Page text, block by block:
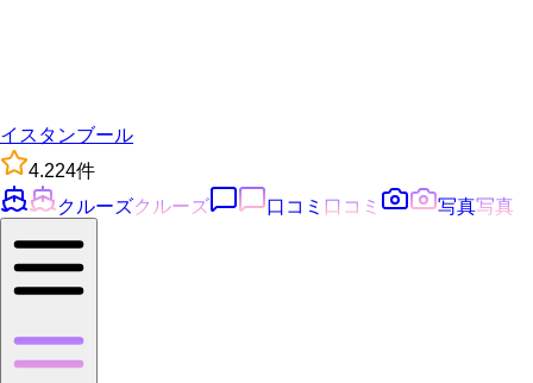
イスタンブール
4.224件
クルーズクルーズ 口コミ 口コミ 写真写真